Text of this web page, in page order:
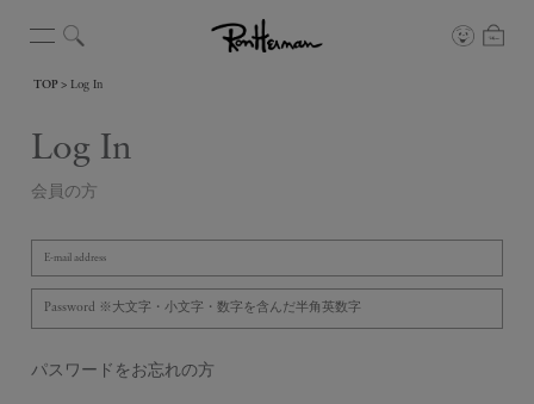
TOP Log In
Log In
会員の方
パスワードをお忘れの方